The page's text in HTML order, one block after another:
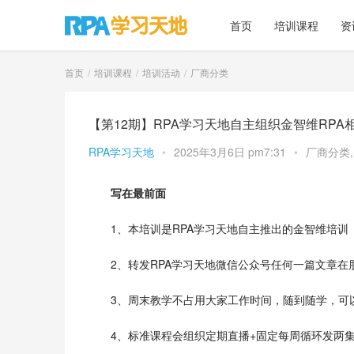
首页 培训课程
首页 培训课程 培训活动 厂商分类
【第12期】RPA学习天地自主组织金智维
RPA学习天地 • 2025年3月6日 pm7:31 • 厂商分类
写在最前面
1、本培训是RPA学习天地自主推出的金智维培
2、转发RPA学习天地微信公众号任何一篇文章
3、周末教学不占用大家工作时间，随到随学，可
4、标准课程会组织定期直播+固定每周循环发两